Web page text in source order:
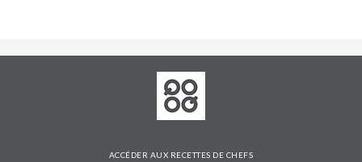
ACCÉDER AUX RECETTES DE CHEFS